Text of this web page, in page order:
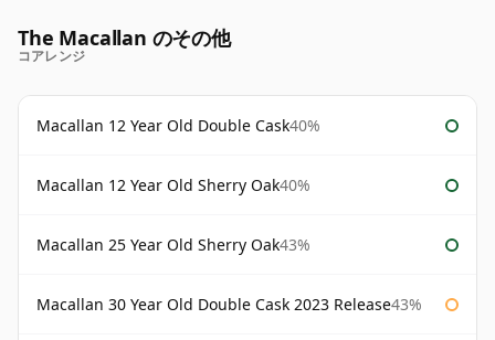
The Macallan のその他
コアレンジ
Macallan 12 Year Old Double Cask40%
Macallan 12 Year Old Sherry Oak40%
Macallan 25 Year Old Sherry Oak43%
Macallan 30 Year Old Double Cask 2023 Release43%